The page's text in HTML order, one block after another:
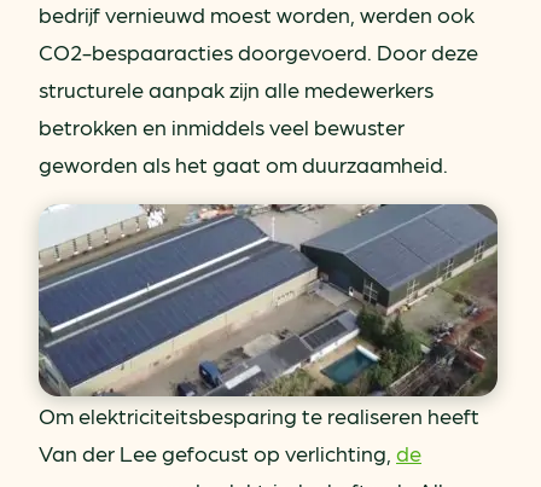
bedrijf vernieuwd moest worden, werden ook
CO2-bespaaracties doorgevoerd. Door deze
structurele aanpak zijn alle medewerkers
betrokken en inmiddels veel bewuster
geworden als het gaat om duurzaamheid.
Om elektriciteitsbesparing te realiseren heeft
Van der Lee gefocust op verlichting, de